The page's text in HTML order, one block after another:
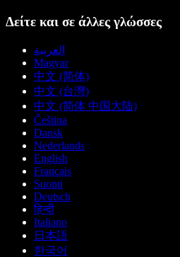
Δείτε και σε άλλες γλώσσες
العربية
Magyar
中文 (简体)
中文 (台灣)
中文 (简体 中国大陆)
Čeština
Dansk
Nederlands
English
Français
Suomi
Deutsch
हिन्दी
Italiano
日本語
한국어